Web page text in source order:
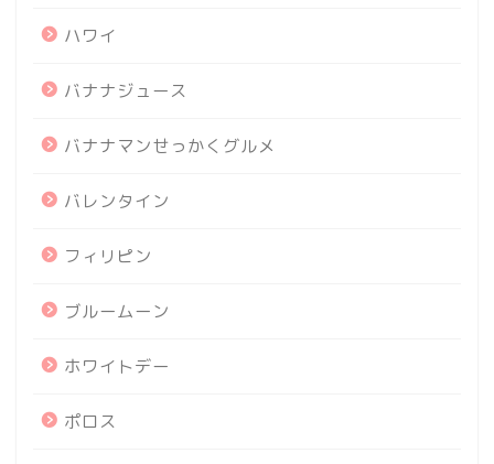
ハワイ
バナナジュース
バナナマンせっかくグルメ
バレンタイン
フィリピン
ブルームーン
ホワイトデー
ポロス